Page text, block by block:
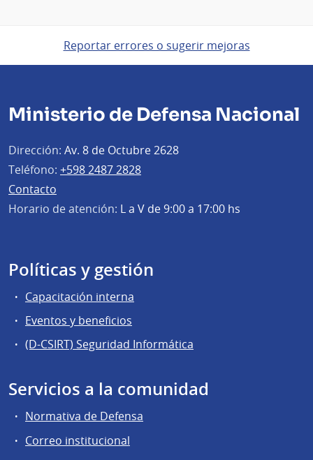
Reportar errores o sugerir mejoras
Ministerio de Defensa Nacional
Dirección: Av. 8 de Octubre 2628
Teléfono: +598 2487 2828
Contacto
Horario de atención: L a V de 9:00 a 17:00 hs
Políticas y gestión
Capacitación interna
Eventos y beneficios
(D-CSIRT) Seguridad Informática
Servicios a la comunidad
Normativa de Defensa
Correo institucional